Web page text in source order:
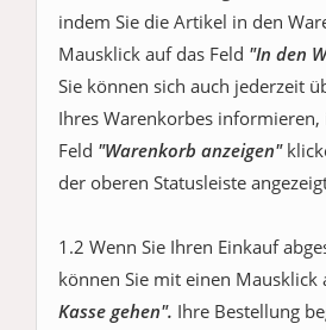
indem Sie die Artikel in den
Mausklick auf das Feld "In den
Sie können sich auch jederzeit
Ihres Warenkorbes informieren,
Feld "Warenkorb anzeigen"
der oberen Statusleiste
1.2 Wenn Sie Ihren Einkauf
können Sie mit einen Mausklick
Kasse gehen". Ihre Bestellung